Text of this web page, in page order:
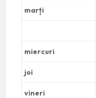
marți
miercuri
joi
vineri